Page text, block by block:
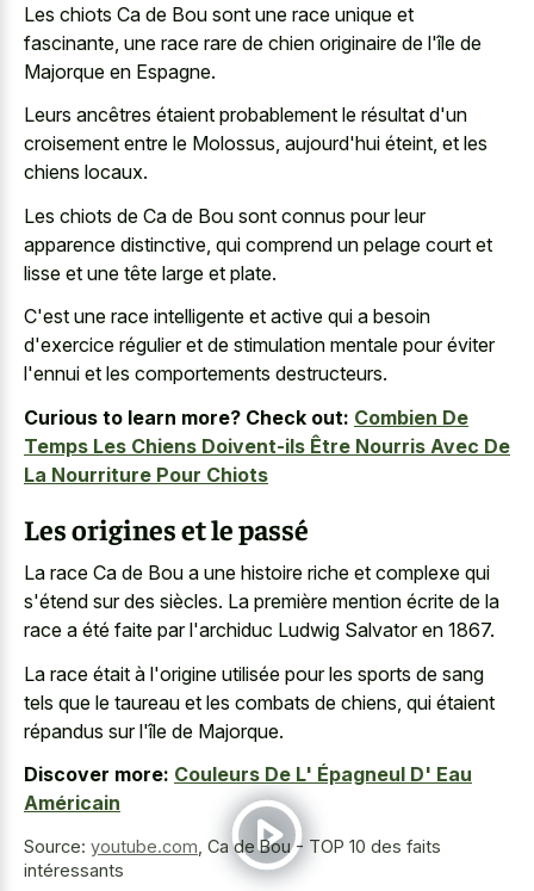
Les chiots Ca de Bou sont une race unique et
fascinante, une race rare de chien originaire de l'île de
Majorque en Espagne.
Leurs ancêtres étaient probablement le résultat d'un
croisement entre le Molossus, aujourd'hui éteint, et les
chiens locaux.
Les chiots de Ca de Bou sont connus pour leur
apparence distinctive, qui comprend un pelage court et
lisse et une tête large et plate.
C'est une race intelligente et active qui a besoin
d'exercice régulier et de stimulation mentale pour éviter
l'ennui et les comportements destructeurs.
Curious to learn more? Check out: Combien De
Temps Les Chiens Doivent-ils Être Nourris Avec De
La Nourriture Pour Chiots
Les origines et le passé
La race Ca de Bou a une histoire riche et complexe qui
s'étend sur des siècles. La première mention écrite de la
race a été faite par l'archiduc Ludwig Salvator en 1867.
La race était à l'origine utilisée pour les sports de sang
tels que le taureau et les combats de chiens, qui étaient
répandus sur l'île de Majorque.
Discover more: Couleurs De L' Épagneul D' Eau
Américain
Source: youtube.com Ca de Bou - TOP 10 des faits
intéressants